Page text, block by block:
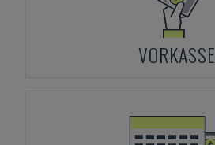
VORKASSE